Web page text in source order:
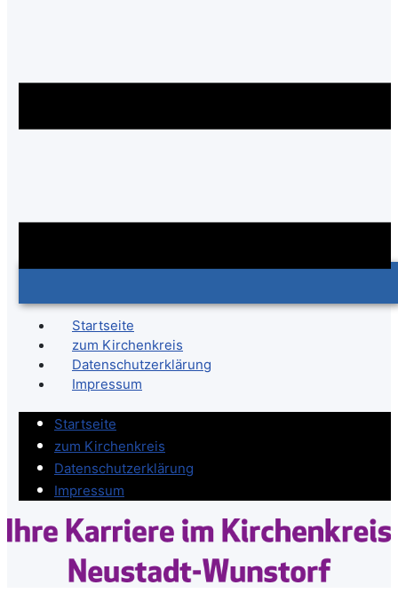
Startseite
zum Kirchenkreis
Datenschutzerklärung
Impressum
Startseite
zum Kirchenkreis
Datenschutzerklärung
Impressum